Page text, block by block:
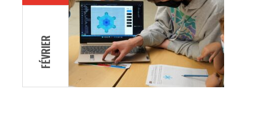
FÉVRIER